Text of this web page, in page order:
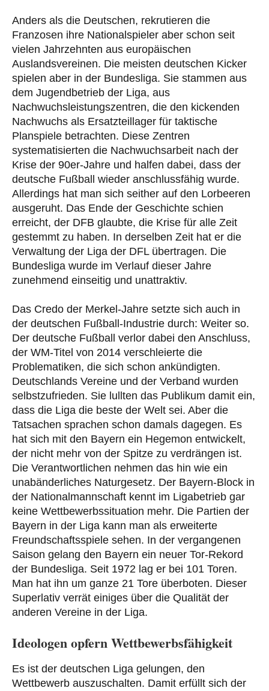
Anders als die Deutschen, rekrutieren die
Franzosen ihre Nationalspieler aber schon seit
vielen Jahrzehnten aus europäischen
Auslandsvereinen. Die meisten deutschen Kicker
spielen aber in der Bundesliga. Sie stammen aus
dem Jugendbetrieb der Liga, aus
Nachwuchsleistungszentren, die den kickenden
Nachwuchs als Ersatzteillager für taktische
Planspiele betrachten. Diese Zentren
systematisierten die Nachwuchsarbeit nach der
Krise der 90er-Jahre und halfen dabei, dass der
deutsche Fußball wieder anschlussfähig wurde.
Allerdings hat man sich seither auf den Lorbeeren
ausgeruht. Das Ende der Geschichte schien
erreicht, der DFB glaubte, die Krise für alle Zeit
gestemmt zu haben. In derselben Zeit hat er die
Verwaltung der Liga der DFL übertragen. Die
Bundesliga wurde im Verlauf dieser Jahre
zunehmend einseitig und unattraktiv.
Das Credo der Merkel-Jahre setzte sich auch in
der deutschen Fußball-Industrie durch: Weiter so.
Der deutsche Fußball verlor dabei den Anschluss,
der WM-Titel von 2014 verschleierte die
Problematiken, die sich schon ankündigten.
Deutschlands Vereine und der Verband wurden
selbstzufrieden. Sie lullten das Publikum damit ein,
dass die Liga die beste der Welt sei. Aber die
Tatsachen sprachen schon damals dagegen. Es
hat sich mit den Bayern ein Hegemon entwickelt,
der nicht mehr von der Spitze zu verdrängen ist.
Die Verantwortlichen nehmen das hin wie ein
unabänderliches Naturgesetz. Der Bayern-Block in
der Nationalmannschaft kennt im Ligabetrieb gar
keine Wettbewerbssituation mehr. Die Partien der
Bayern in der Liga kann man als erweiterte
Freundschaftsspiele sehen. In der vergangenen
Saison gelang den Bayern ein neuer Tor-Rekord
der Bundesliga. Seit 1972 lag er bei 101 Toren.
Man hat ihn um ganze 21 Tore überboten. Dieser
Superlativ verrät einiges über die Qualität der
anderen Vereine in der Liga.
Ideologen opfern Wettbewerbsfähigkeit
Es ist der deutschen Liga gelungen, den
Wettbewerb auszuschalten. Damit erfüllt sich der